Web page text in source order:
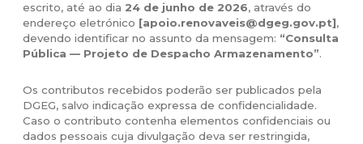
escrito, até ao dia 24 de junho de 2026, através do
endereço eletrónico [apoio.renovaveis@dgeg.gov.pt],
devendo identificar no assunto da mensagem: “Consulta
Pública — Projeto de Despacho Armazenamento”.
Os contributos recebidos poderão ser publicados pela
DGEG, salvo indicação expressa de confidencialidade.
Caso o contributo contenha elementos confidenciais ou
dados pessoais cuja divulgação deva ser restringida,